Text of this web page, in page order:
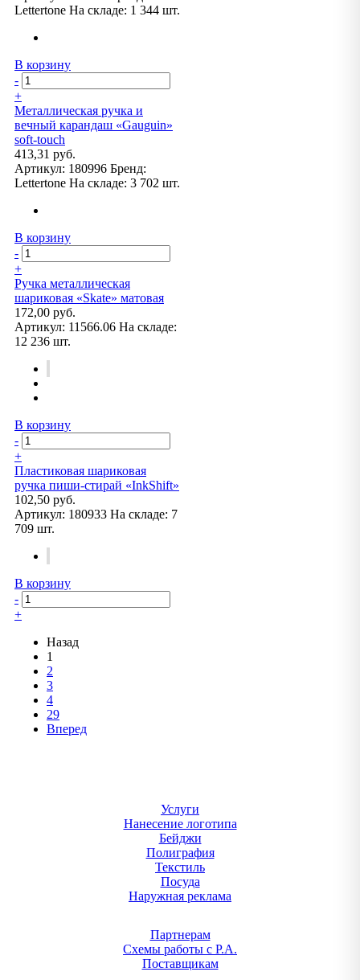
Lettertone На складе: 1 344 шт.
В корзину
-
+
Металлическая ручка и
вечный карандаш «Gauguin»
soft-touch
413,31 руб.
Артикул: 180996 Бренд:
Lettertone На складе: 3 702 шт.
В корзину
-
+
Ручка металлическая
шариковая «Skate» матовая
172,00 руб.
Артикул: 11566.06 На складе:
12 236 шт.
В корзину
-
+
Пластиковая шариковая
ручка пиши-стирай «InkShift»
102,50 руб.
Артикул: 180933 На складе: 7
709 шт.
В корзину
-
+
Назад
1
2
3
4
29
Вперед
Услуги
Нанесение логотипа
Бейджи
Полиграфия
Текстиль
Посуда
Наружная реклама
Партнерам
Схемы работы с Р.А.
Поставщикам